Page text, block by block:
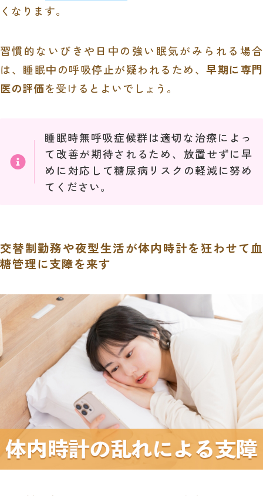
くなります。
習慣的ないびきや日中の強い眠気がみられる場合
は、睡眠中の呼吸停止が疑われるため、早期に専門
医の評価を受けるとよいでしょう。
睡眠時無呼吸症候群は適切な治療によっ
て改善が期待されるため、放置せずに早
めに対応して糖尿病リスクの軽減に努め
てください。
交替制勤務や夜型生活が体内時計を狂わせて血
糖管理に支障を来す